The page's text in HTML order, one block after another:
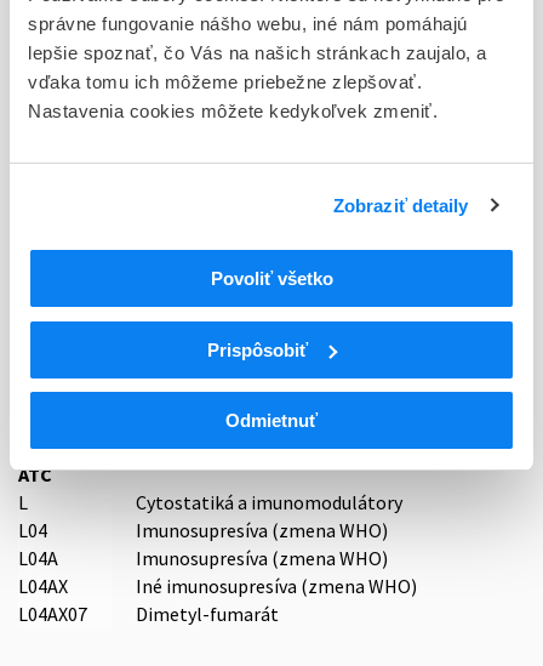
správne fungovanie nášho webu, iné nám pomáhajú
lepšie spoznať, čo Vás na našich stránkach zaujalo, a
vďaka tomu ich môžeme priebežne zlepšovať.
Nastavenia cookies môžete kedykoľvek zmeniť.
Zobraziť detaily
Povoliť všetko
Prispôsobiť
Odmietnuť
59/0240/25-S
Doplnok
cps end 28x240 mg (blis. OPA/Al/PVC/Al)
Decentralizovaná
Držiteľ, krajina
STADA Arzneimittel AG, Nemecko
Indikačná skupina
59 - IMMUNOPRAEPARATA
ATC
L
Cytostatiká a imunomodulátory
L04
Imunosupresíva (zmena WHO)
L04A
Imunosupresíva (zmena WHO)
L04AX
Iné imunosupresíva (zmena WHO)
L04AX07
Dimetyl-fumarát